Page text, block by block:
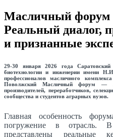
Масличный форум
Реальный диалог,
и признанные
29-30 января 2026 года Саратовский
биотехнологии и инженерии имени
профессионалов масличного
Поволжский Масличный форум —
производителей, переработчиков,
сообщества и студентов аграрных вузов.
Главная особенность
погружение в отрасль.
представлены реальные